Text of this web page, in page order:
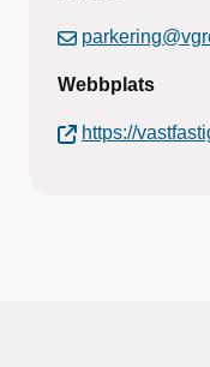
Webbplats
https://